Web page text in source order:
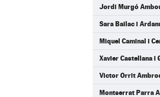
Jordi Murgó
Sara Bailac i
Miquel Caminal i
Xavier Castellana i
Victor Orrit
Montserrat Parra